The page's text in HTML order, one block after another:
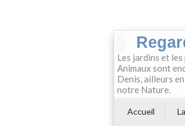
Les jardins et
Animaux sont
Denis, ailleurs
notre Nature.
Accueil